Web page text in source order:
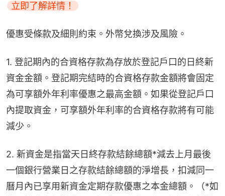
立即了解詳情！
優惠受條款及細則約束。外幣兌換涉及風險。
1. 登記期內的合資格存款為存放於登記戶口的日終新
資金金額。登記期完結時的合資格存款金額將會固定
為可享額外年利率優惠之最高金額。如果從登記戶口
內提取資金，可享額外年利率的合資格存款將有可能
減少。
2. 新資金是指當天日終存款結餘總額*減去上月最後
一個銀行營業日之存款結餘總額的淨增長，扣減同一
曆月內已享用新資金定期存款優惠之本金總額。（*如